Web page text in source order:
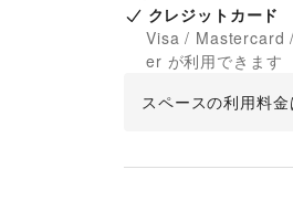
クレジットカード
Visa / Mastercard
er が利用できます
スペースの利用料